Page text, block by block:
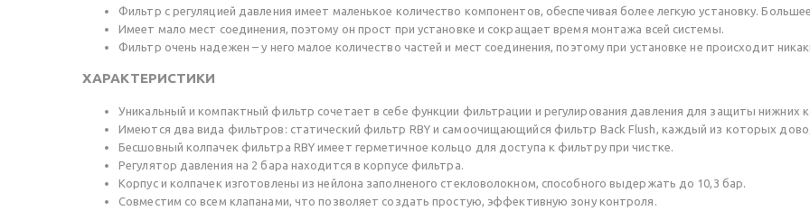
Фильтр с регуляцией давления имеет маленькое количество компонентов, обеспечивая более легкую установку.
Имеет мало мест соединения, поэтому он прост при установке и сокращает время монтажа всей системы.
Фильтр очень надежен – у него малое количество частей и мест соединения, поэтому при установке не происходит
ХАРАКТЕРИСТИКИ
Уникальный и компактный фильтр сочетает в себе функции фильтрации и регулирования давления для защиты нижних
Имеются два вида фильтров: статический фильтр RBY и самоочищающийся фильтр Back Flush, каждый из которых
Бесшовный колпачек фильтра RBY имеет герметичное кольцо для доступа к фильтру при чистке.
Регулятор давления на 2 бара находится в корпусе фильтра.
Корпус и колпачек изготовлены из нейлона заполненого стекловолокном, способного выдержать до 10,3 бар.
Совместим со всем клапанами, что позволяет создать простую, эффективную зону контроля.